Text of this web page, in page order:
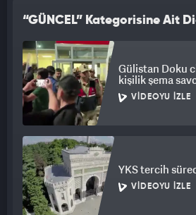
“GÜNCEL” Kategorisine Ait
Gülistan Doku
kişilik şema
VIDEOYU İZLE
YKS tercih
VIDEOYU İZLE